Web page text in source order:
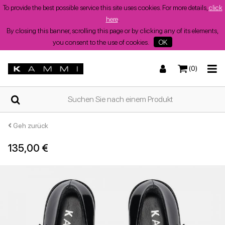
To provide the best possible service this site uses cookies. For more details, click
here.
By closing this banner, scrolling this page or by clicking any of its elements,
you consent to the use of cookies.
OK
(0)
ZUHAUSE
WER
WIR
SIND
SHOPS
Sommerschuhe
TurnschuheNiedrige Sandalen
TurnschuheStiefel und Stiefeletten
Geh zurück
135,00 €